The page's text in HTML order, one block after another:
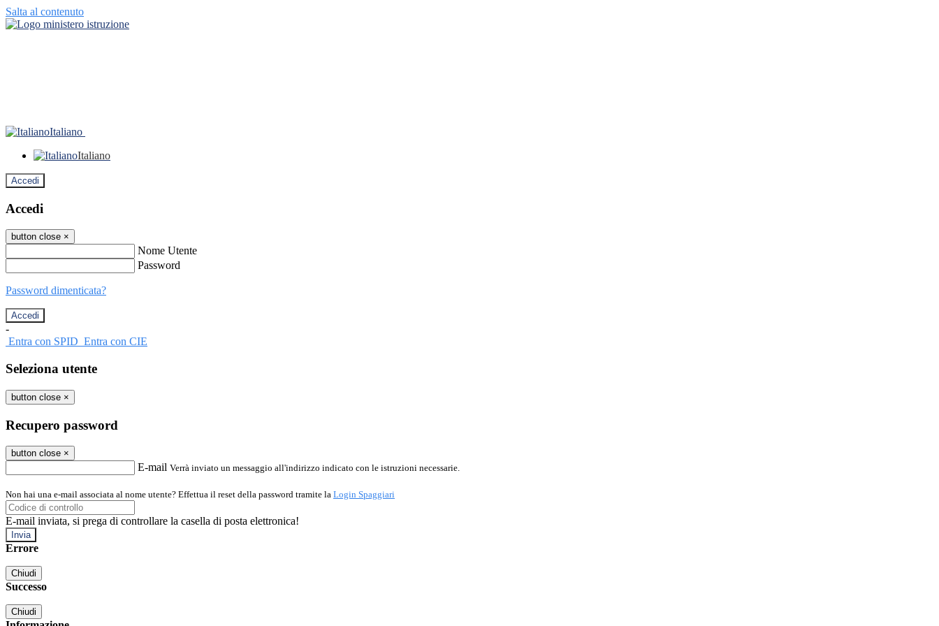
Salta al contenuto
Italiano
Italiano
Accedi
Accedi
button close ×
Nome Utente
Password
Password dimenticata?
-
Entra con SPID Entra con CIE
Seleziona utente
button close ×
Recupero password
button close ×
E-mail Verrà inviato un messaggio all'indirizzo indicato con le istruzioni necessarie.
Non hai una e-mail associata al nome utente? Effettua il reset della password tramite la Login Spaggiari
E-mail inviata, si prega di controllare la casella di posta elettronica!
Errore
Chiudi
Successo
Chiudi